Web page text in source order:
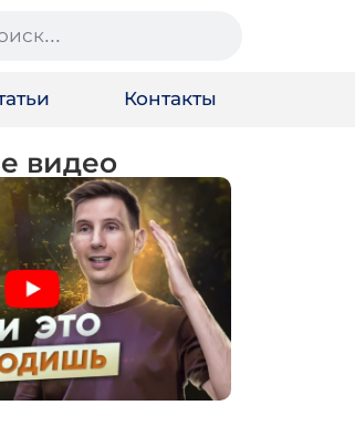
Контакты
видео